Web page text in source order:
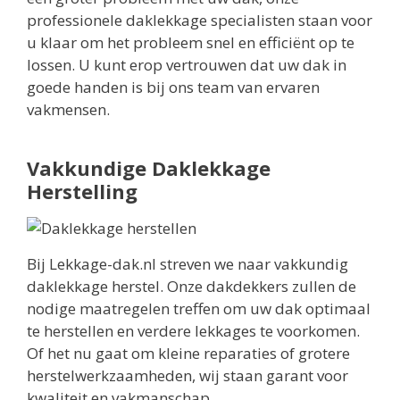
professionele daklekkage specialisten staan voor
u klaar om het probleem snel en efficiënt op te
lossen. U kunt erop vertrouwen dat uw dak in
goede handen is bij ons team van ervaren
vakmensen.
Vakkundige Daklekkage
Herstelling
Bij Lekkage-dak.nl streven we naar vakkundig
daklekkage herstel. Onze dakdekkers zullen de
nodige maatregelen treffen om uw dak optimaal
te herstellen en verdere lekkages te voorkomen.
Of het nu gaat om kleine reparaties of grotere
herstelwerkzaamheden, wij staan garant voor